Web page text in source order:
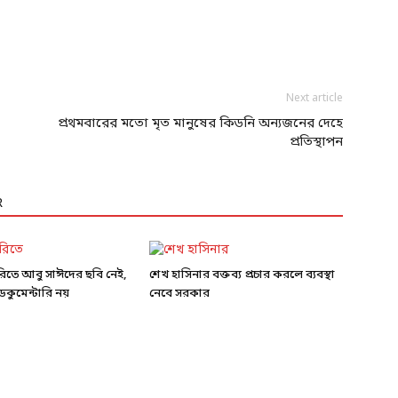
Next article
প্রথমবারের মতো মৃত মানুষের কিডনি অন্যজনের দেহে
প্রতিস্থাপন
আবু সাঈদের ছবি নেই,
নয়
শেখ হাসিনার বক্তব্য প্রচার করলে ব্যবস্থা
নেবে সরকার